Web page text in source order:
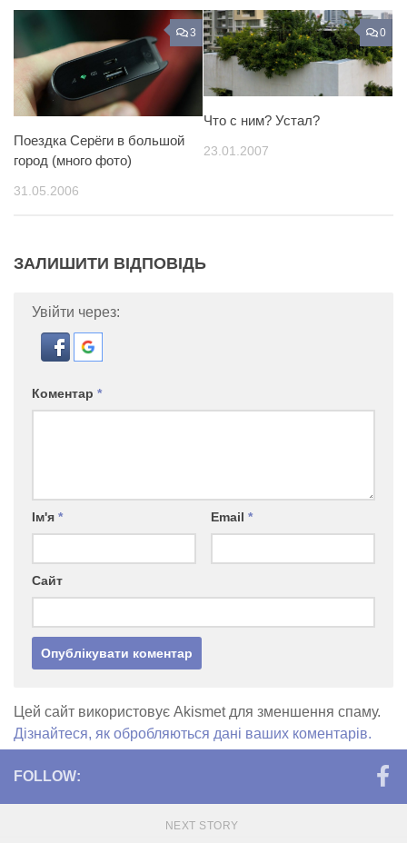
3
Поездка Серёги в большой
город (много фото)
31.05.2006
0
Что с ним? Устал?
23.01.2007
ЗАЛИШИТИ ВІДПОВІДЬ
Увійти через:
Коментар *
Ім'я * Email *
Сайт
Цей сайт використовує Akismet для зменшення спаму.
Дізнайтеся, як обробляються дані ваших коментарів.
FOLLOW:
NEXT STORY